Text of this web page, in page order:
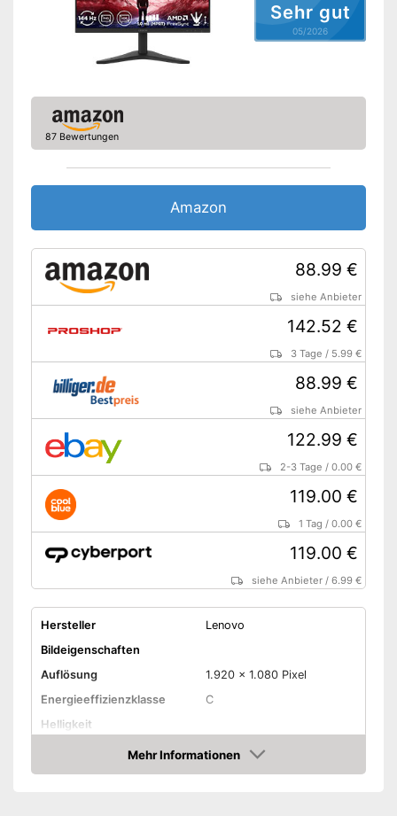
Lautsprecher
Maße
Gewicht
6.1 kg
siehe Anbieter
Sehr gut
05/2026
87 Bewertungen
Amazon
88.99 €
siehe Anbieter
142.52 €
3 Tage / 5.99 €
88.99 €
siehe Anbieter
122.99 €
2-3 Tage /0.00 €
119.00 €
1 Tag /0.00 €
119.00 €
siehe Anbieter /6.99 €
Hersteller
Lenovo
Bildeigenschaften
Auflösung
1.920 x 1.080 Pixel
Energieeffizienzklasse
C
Helligkeit
Reaktionszeit
1 ms
Mehr Informationen
Amazon